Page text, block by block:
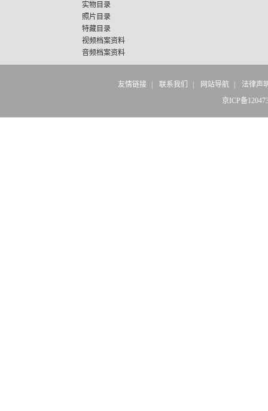
实物目录
照片目录
特藏目录
视频档案资料
音频档案资料
友情链接 联系我们 网站导航
法律声
京ICP备